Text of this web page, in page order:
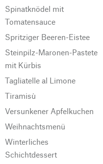
Spinatknödel mit
Tomatensauce
Spritziger Beeren-Eistee
Steinpilz-Maronen-Pastete
mit Kürbis
Tagliatelle al Limone
Tiramisù
Versunkener Apfelkuchen
Weihnachtsmenü
Winterliches
Schichtdessert